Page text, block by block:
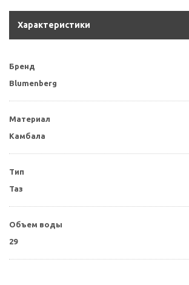
Характеристики
Бренд
Blumenberg
Материал
Камбала
Тип
Таз
Объем воды
29